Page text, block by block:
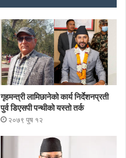
गृहमन्त्री लामिछानेको कार्य निर्देशनप्रती
पुर्व डिएसपी पन्थीको यस्तो तर्क
२०७९ पुष १२